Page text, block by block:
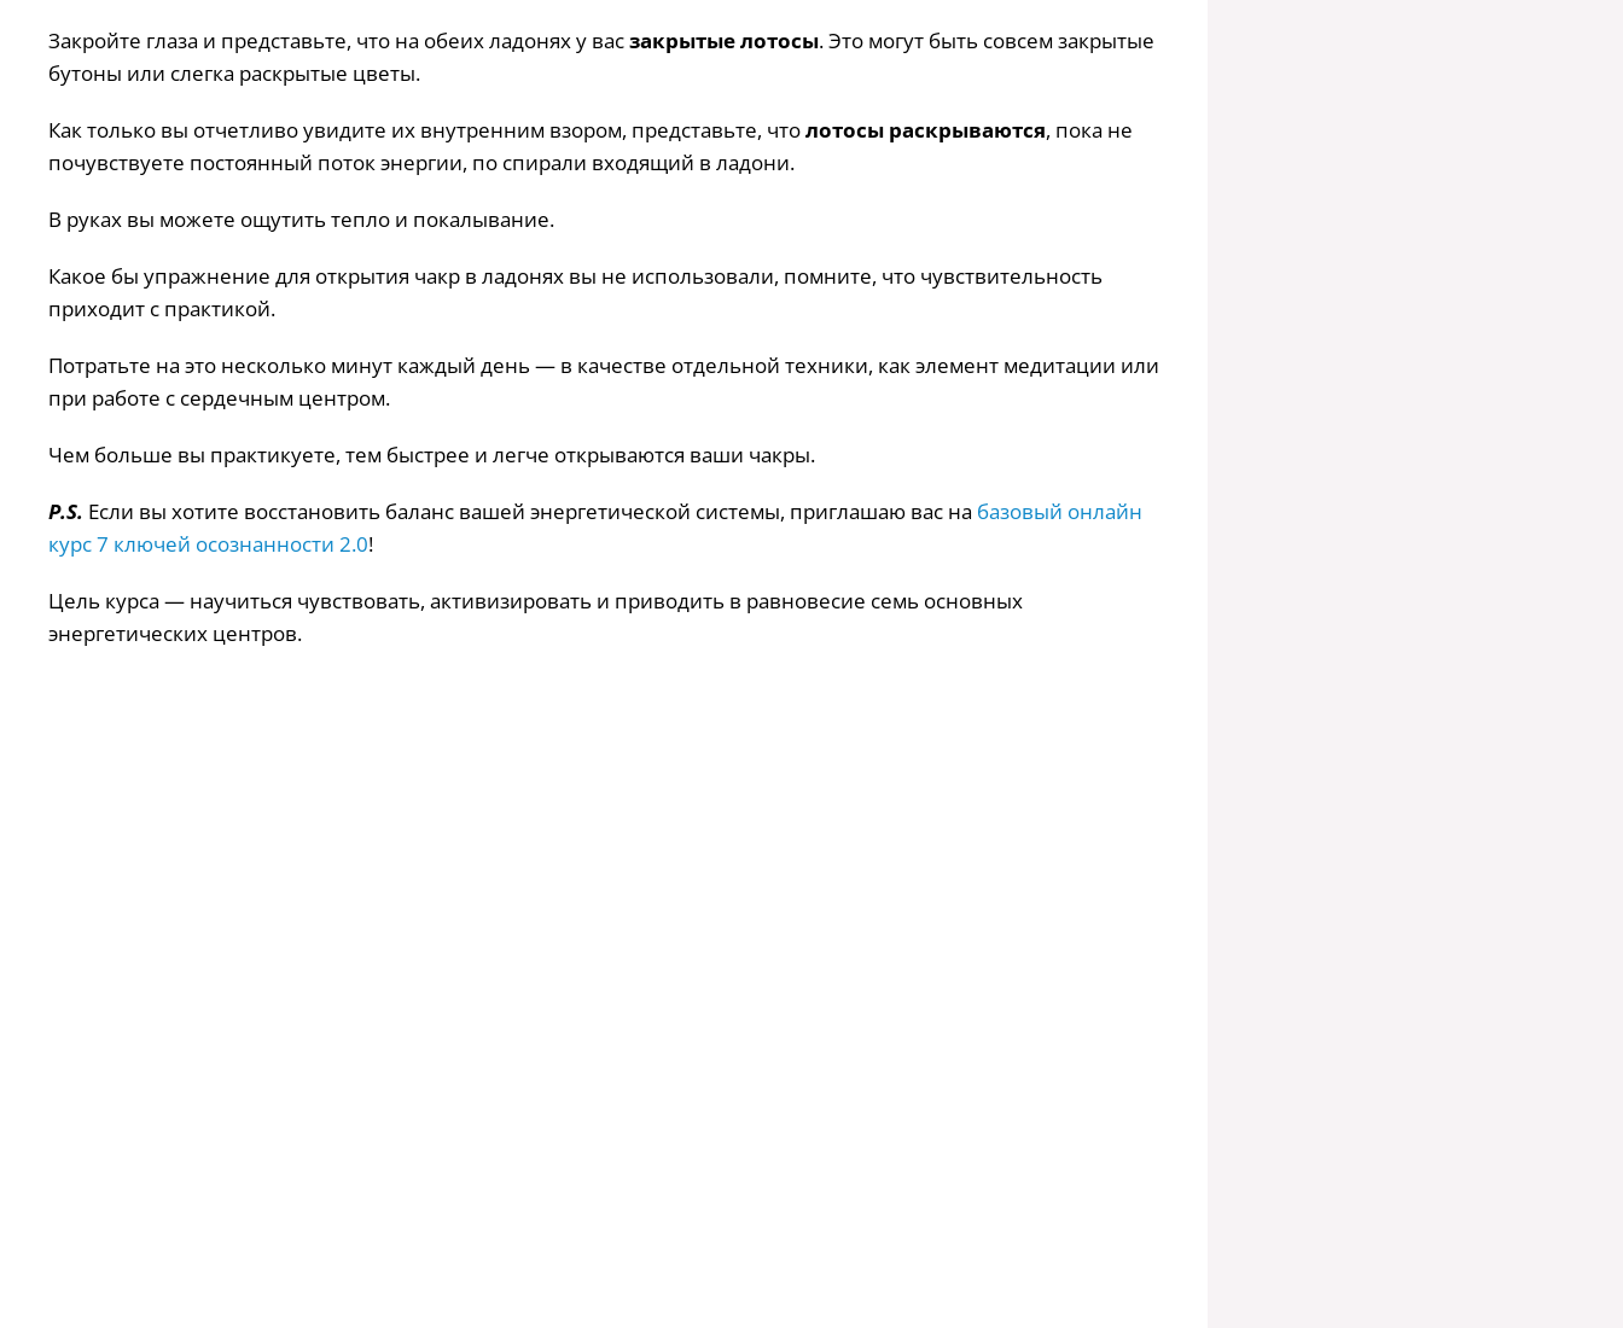
Закройте глаза и представьте, что на обеих ладонях у васзакрытые лотосы. Это могут быть совсем закрытые
бутоны или слегка раскрытые цветы.
Как только вы отчетливо увидите их внутренним взором, представьте, чтолотосы раскрываются, пока не
почувствуете постоянный поток энергии, по спирали входящий в ладони.
В руках вы можете ощутить тепло и покалывание.
Какое бы упражнение для открытия чакр в ладонях вы не использовали, помните, что чувствительность
приходит с практикой.
Потратьте на это несколько минут каждый день — в качестве отдельной техники, как элемент медитации или
при работе с сердечным центром.
Чем больше вы практикуете, тем быстрее и легче открываются ваши чакры.
P.S. Если вы хотите восстановить баланс вашей энергетической системы, приглашаю вас на базовый онлайн
курс 7 ключей осознанности 2.0!
Цель курса — научиться чувствовать, активизировать и приводить в равновесие семь основных
энергетических центров.